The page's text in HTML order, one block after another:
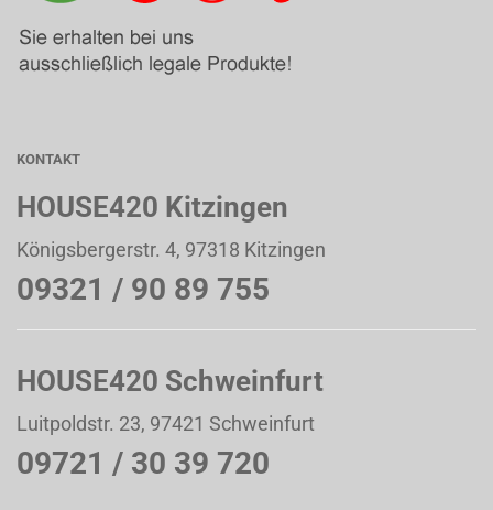
KONTAKT
HOUSE420 Kitzingen
Königsbergerstr. 4, 97318 Kitzingen
09321 / 90 89 755
HOUSE420 Schweinfurt
Luitpoldstr. 23, 97421 Schweinfurt
09721 / 30 39 720